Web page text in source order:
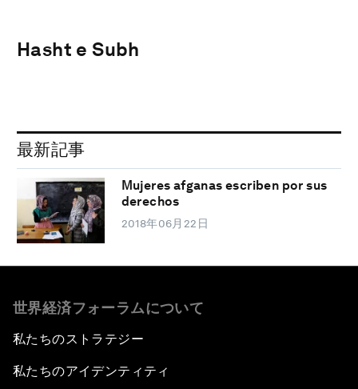
Hasht e Subh
最新記事
Mujeres afganas escriben por sus
derechos
2018年06月22日
世界経済フォーラムについて
私たちのストラテジー
私たちのアイデンティティ